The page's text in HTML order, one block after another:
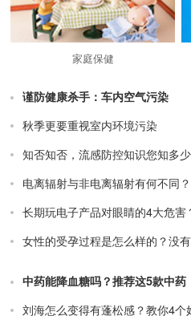
家庭保健
谨防健康杀手：车内空气污染
秋季更要重视室内环境污染
知否知否，流感防控知识您知多
电离辐射与非电离辐射有何不同？
长期玩电子产品对眼睛的4大危害
女性的受孕过程是怎么样的？没
中药能降血糖吗？推荐这5款中药
刘海怎么变得有蓬松感？教你4个